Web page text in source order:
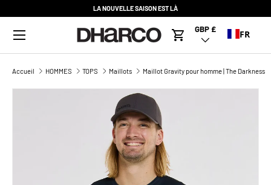
LA NOUVELLE SAISON EST LÀ
Menu
Panier
Pays/Région
GBP £ FR
Accueil HOMMES TOPS Maillots Maillot Gravity pour homme | The Darkness